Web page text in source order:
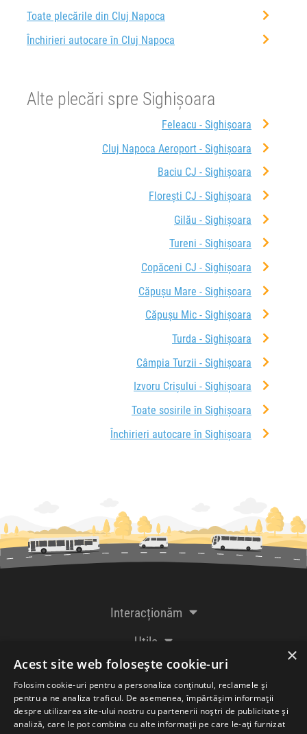
Toate plecările din Cluj Napoca
Închirieri autocare în Cluj Napoca
Alte plecări spre Sighișoara
Feleacu - Sighișoara
Cluj Napoca Aeroport - Sighișoara
Baciu CJ - Sighișoara
Florești CJ - Sighișoara
Gilău - Sighișoara
Tureni - Sighișoara
Copăceni CJ - Sighișoara
Căpușu Mare - Sighișoara
Căpușu Mic - Sighișoara
Turda - Sighișoara
Câmpia Turzii - Sighișoara
Izvoru Crișului - Sighișoara
Toate sosirile în Sighișoara
Închirieri autocare în Sighișoara
Interacționăm
Utile
De la creatorii
Acceptăm plăți cu
×
Acest site web folosește cookie-uri
Folosim cookie-uri pentru a personaliza conținutul, reclamele și
pentru a ne analiza traficul. De asemenea, împărtășim informații
despre utilizarea site-ului nostru cu partenerii noștri de publicitate și
analiză, care le pot combina cu alte informații pe care le-ați furnizat